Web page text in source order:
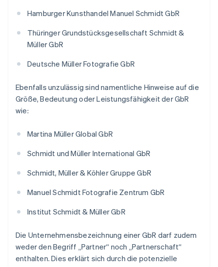
Hamburger Kunsthandel Manuel Schmidt GbR
Thüringer Grundstücksgesellschaft Schmidt &
Müller GbR
Deutsche Müller Fotografie GbR
Ebenfalls unzulässig sind namentliche Hinweise auf die
Größe, Bedeutung oder Leistungsfähigkeit der GbR
wie:
Martina Müller Global GbR
Schmidt und Müller International GbR
Schmidt, Müller & Köhler Gruppe GbR
Manuel Schmidt Fotografie Zentrum GbR
Institut Schmidt & Müller GbR
Die Unternehmensbezeichnung einer GbR darf zudem
weder den Begriff „Partner“ noch „Partnerschaft“
enthalten. Dies erklärt sich durch die potenzielle